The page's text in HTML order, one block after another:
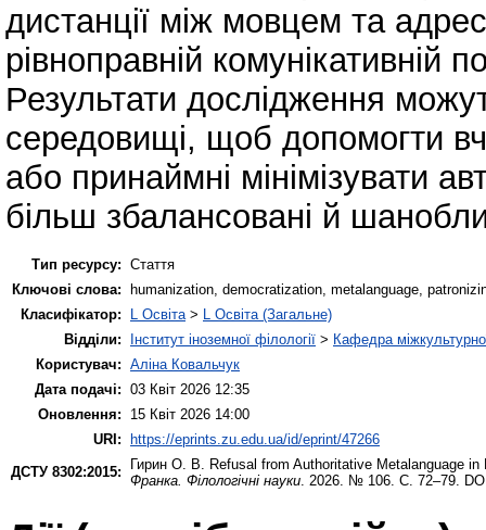
дистанції між мовцем та
рівноправній комунікативній
Результати дослідження
середовищі, щоб допомогти
або принаймні мінімізувати
більш збалансовані й
Тип ресурсу: Стаття
Ключові слова: humanization, democratization, metalanguage,
Класифікатор:
L Освіта > L Освіта (Загальне)
Відділи:
Інститут іноземної філології > Кафедра
Користувач: Аліна Ковальчук
Дата подачі: 03 Квіт 2026 12:35
Оновлення:
15 Квіт 2026 14:00
URI: https://eprints.zu.edu.ua/id/eprint/47266
ДСТУ 8302:2015:
Гирин О. В.
Refusal from Authoritative Metalanguage
Франка. Філологічні науки . 2026. № 106. С. 72–79.